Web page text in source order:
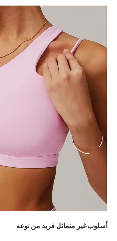
أسلوب غير متماثل فريد من نوعه